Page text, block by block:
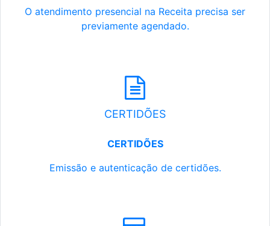
O atendimento presencial na Receita precisa ser
previamente agendado.
CERTIDÕES
CERTIDÕES
Emissão e autenticação de certidões.